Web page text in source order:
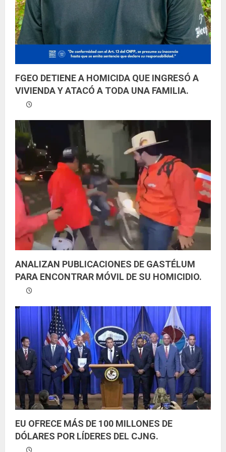
FGEO DETIENE A HOMICIDA QUE INGRESÓ A
VIVIENDA Y ATACÓ A TODA UNA FAMILIA.
ANALIZAN PUBLICACIONES DE GASTÉLUM
PARA ENCONTRAR MÓVIL DE SU HOMICIDIO.
EU OFRECE MÁS DE 100 MILLONES DE
DÓLARES POR LÍDERES DEL CJNG.